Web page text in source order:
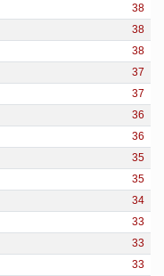
38
38
38
37
37
36
36
35
35
34
33
33
33